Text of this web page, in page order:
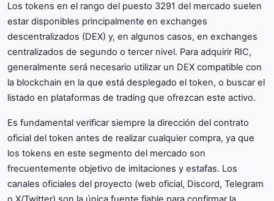
Los tokens en el rango del puesto 3291 del mercado suelen
estar disponibles principalmente en exchanges
descentralizados (DEX) y, en algunos casos, en exchanges
centralizados de segundo o tercer nivel. Para adquirir RIC,
generalmente será necesario utilizar un DEX compatible con
la blockchain en la que está desplegado el token, o buscar el
listado en plataformas de trading que ofrezcan este activo.
Es fundamental verificar siempre la dirección del contrato
oficial del token antes de realizar cualquier compra, ya que
los tokens en este segmento del mercado son
frecuentemente objetivo de imitaciones y estafas. Los
canales oficiales del proyecto (web oficial, Discord, Telegram